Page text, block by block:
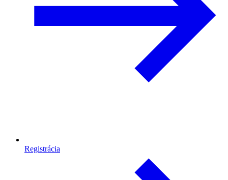
Registrácia